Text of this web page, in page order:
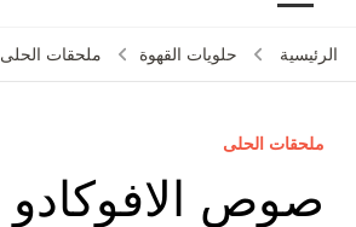
الرئيسية حلويات القهوة ملحقات الحلى
ملحقات الحلى
صوص الافوكادو